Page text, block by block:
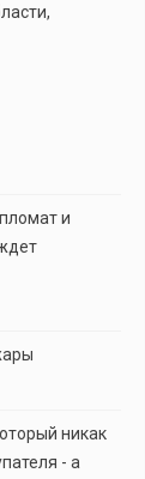
и
никак
- а